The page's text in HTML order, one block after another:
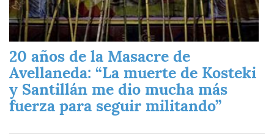
20 años de la Masacre de
Avellaneda: “La muerte de Kosteki
y Santillán me dio mucha más
fuerza para seguir militando”